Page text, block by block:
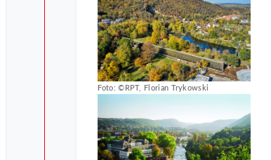
Foto: ©RPT, Florian Trykowski